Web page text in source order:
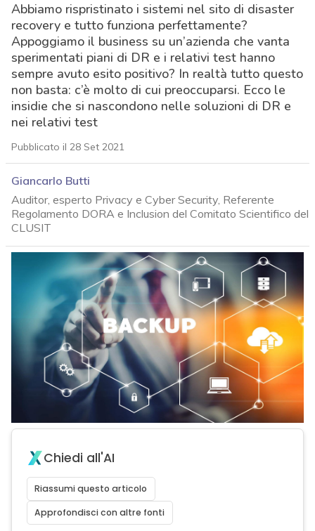
Abbiamo rispristinato i sistemi nel sito di disaster
recovery e tutto funziona perfettamente?
Appoggiamo il business su un’azienda che vanta
sperimentati piani di DR e i relativi test hanno
sempre avuto esito positivo? In realtà tutto questo
non basta: c’è molto di cui preoccuparsi. Ecco le
insidie che si nascondono nelle soluzioni di DR e
nei relativi test
Pubblicato il 28 Set 2021
Giancarlo Butti
Auditor, esperto Privacy e Cyber Security, Referente
Regolamento DORA e Inclusion del Comitato Scientifico del
CLUSIT
Chiedi all'AI
Riassumi questo articolo
Approfondisci con altre fonti